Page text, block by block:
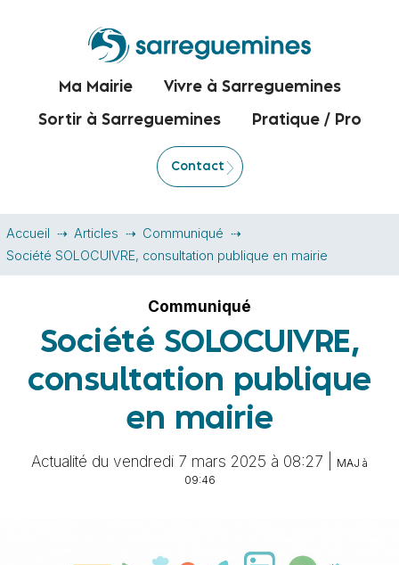
Ma Mairie Vivre à Sarreguemines
Sortir à Sarreguemines Pratique / Pro
Contact
Accueil Articles
Communiqué
Société SOLOCUIVRE, consultation publique en mairie
Communiqué
Société SOLOCUIVRE,
consultation publique
en mairie
Actualité du vendredi 7 mars 2025 à 08:27 |
MAJ à
09:46